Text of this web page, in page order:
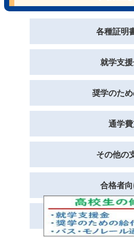
各種証明
就学支
奨学のた
通学
その他の
合格者